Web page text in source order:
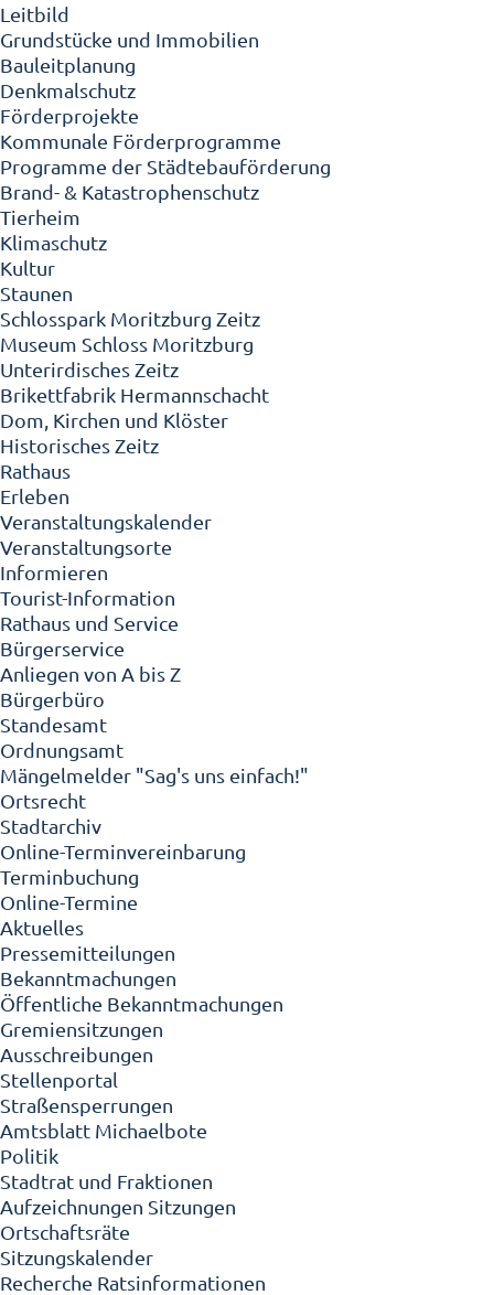
Leitbild
Grundstücke und Immobilien
Bauleitplanung
Denkmalschutz
Förderprojekte
Kommunale Förderprogramme
Programme der Städtebauförderung
Brand- & Katastrophenschutz
Tierheim
Klimaschutz
Kultur
Staunen
Schlosspark Moritzburg Zeitz
Museum Schloss Moritzburg
Unterirdisches Zeitz
Brikettfabrik Hermannschacht
Dom, Kirchen und Klöster
Historisches Zeitz
Rathaus
Erleben
Veranstaltungskalender
Veranstaltungsorte
Informieren
Tourist-Information
Rathaus und Service
Bürgerservice
Anliegen von A bis Z
Bürgerbüro
Standesamt
Ordnungsamt
Mängelmelder "Sag's uns einfach!"
Ortsrecht
Stadtarchiv
Online-Terminvereinbarung
Terminbuchung
Online-Termine
Aktuelles
Pressemitteilungen
Bekanntmachungen
Öffentliche Bekanntmachungen
Gremiensitzungen
Ausschreibungen
Stellenportal
Straßensperrungen
Amtsblatt Michaelbote
Politik
Stadtrat und Fraktionen
Aufzeichnungen Sitzungen
Ortschaftsräte
Sitzungskalender
Recherche Ratsinformationen